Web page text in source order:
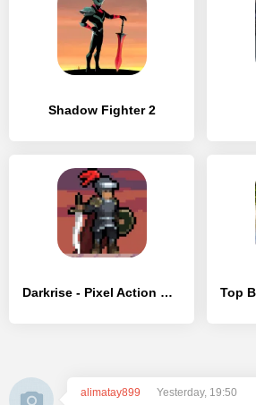
Shadow Fighter 2
Darkrise - Pixel Action RPG
alimatay899
Yesterday, 19:50